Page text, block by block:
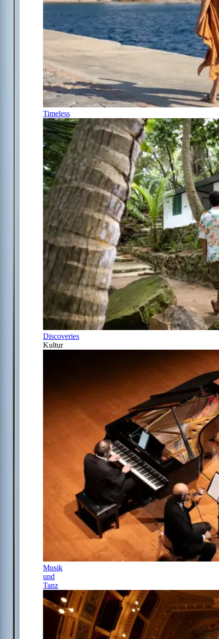
Timeless
Discoveries
Kultur
Musik
und
Tanz